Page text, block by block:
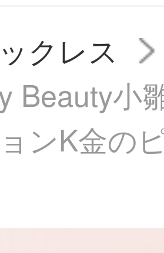
クレス
Beauty小
ンK金の